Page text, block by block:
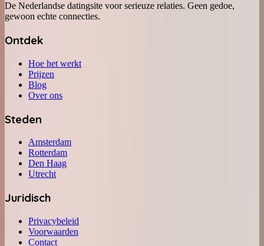
De Nederlandse datingsite voor serieuze relaties. Geen gedoe,
gewoon echte connecties.
Ontdek
Hoe het werkt
Prijzen
Blog
Over ons
Steden
Amsterdam
Rotterdam
Den Haag
Utrecht
Juridisch
Privacybeleid
Voorwaarden
Contact